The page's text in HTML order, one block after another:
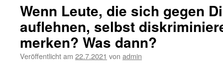
Wenn Leute, die sich gegen
auflehnen, selbst
merken? Was dann?
Veröffentlicht am 22.7.2021 von admin